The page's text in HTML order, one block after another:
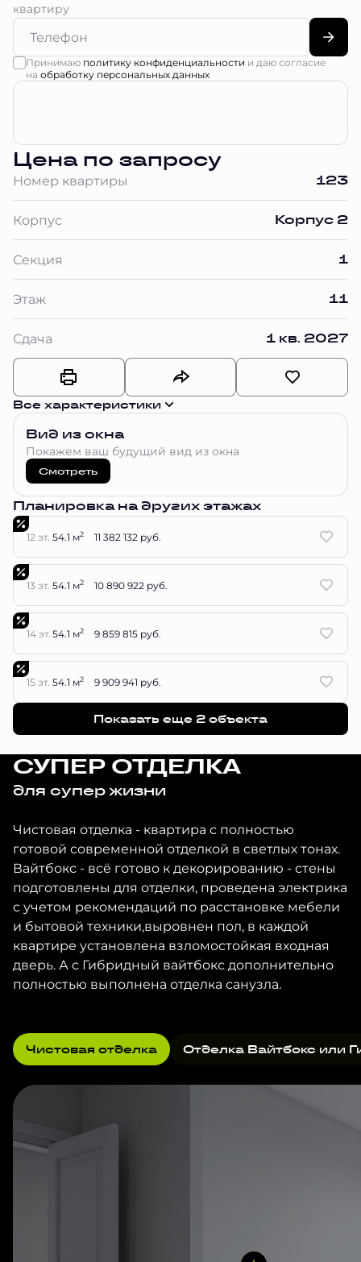
квартиру
Принимаю политику конфиденциальности и даю согласие
на обработку персональных данных
Цена по запросу
Номер квартиры 123
Корпус Корпус 2
Секция 1
Этаж 11
Сдача 1 кв. 2027
Все характеристики
Вид из окна
Покажем ваш будущий вид из окна
Смотреть
Планировка на других этажах
12 эт. 54.1 м2 11 382 132 руб.
13 эт. 54.1 м2 10 890 922 руб.
14 эт. 54.1 м2 9 859 815 руб.
15 эт. 54.1 м2 9 909 941 руб.
Показать еще 2 объектa
СУПЕР ОТДЕЛКА
для супер жизни
Чистовая отделка - квартира с полностью
готовой современной отделкой в светлых тонах.
Вайтбокс - всё готово к декорированию - стены
подготовлены для отделки, проведена электрика
с учетом рекомендаций по расстановке мебели
и бытовой техники,выровнен пол, в каждой
квартире установлена взломостойкая входная
дверь. А с Гибридный вайтбокс дополнительно
полностью выполнена отделка санузла.
Чистовая отделка Отделка Вайтбокс или